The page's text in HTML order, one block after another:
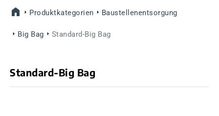
Produktkategorien Baustellenentsorgung
Big Bag Standard-Big Bag
Standard-Big Bag